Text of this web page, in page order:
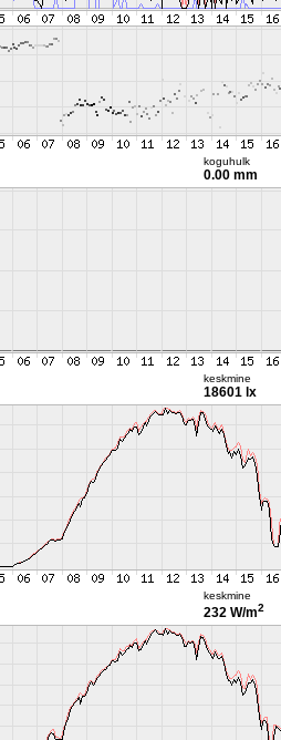
koguhulk
0.00 mm
keskmine
18601 lx
keskmine
232 W/m2